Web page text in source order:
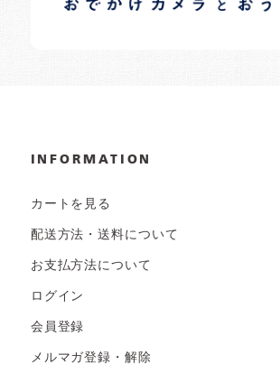
INFORMATION
カートを見る
配送方法・送料について
お支払方法について
ログイン
会員登録
メルマガ登録・解除